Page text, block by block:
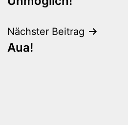
Nächster Beitrag
Aua!